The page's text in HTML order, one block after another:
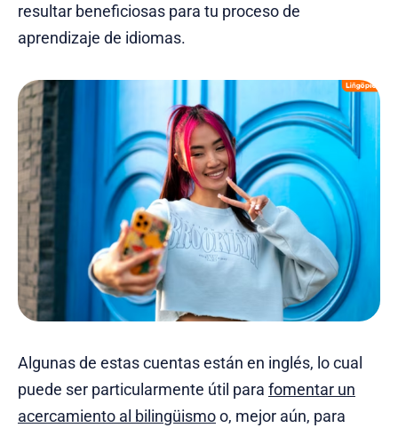
resultar beneficiosas para tu proceso de
aprendizaje de idiomas.
Algunas de estas cuentas están en inglés, lo cual
puede ser particularmente útil para fomentar un
acercamiento al bilingüismoo, mejor aún, para